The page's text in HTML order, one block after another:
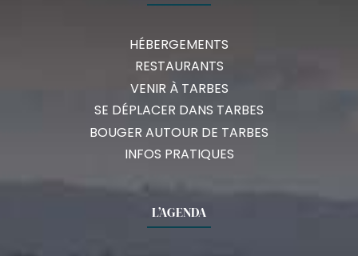
HÉBERGEMENTS
RESTAURANTS
VENIR À TARBES
SE DÉPLACER DANS TARBES
BOUGER AUTOUR DE TARBES
INFOS PRATIQUES
L’AGENDA